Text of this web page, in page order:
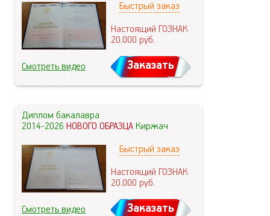
Быстрый заказ
Настоящий ГОЗНАК
20.000руб.
Смотреть видео Заказать
Диплом бакалавра
2014-2026НОВОГО ОБРАЗЦАКиржач
Быстрый заказ
Настоящий ГОЗНАК
20.000руб.
Смотреть видео Заказать